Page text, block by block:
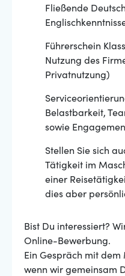
Fließende
Führerschein
Nutzung des
Privatnutzung)
Belastbarkeit,
sowie
Stellen Sie sich
Tätigkeit im
einer
dies aber
Bist Du interessiert?
Online-Bewerbung.
Ein Gespräch mit
wenn wir gemeinsam